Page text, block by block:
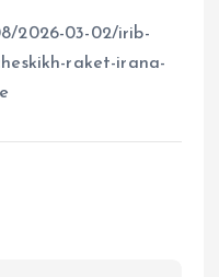
2026-03-02/irib-
raket-irana-